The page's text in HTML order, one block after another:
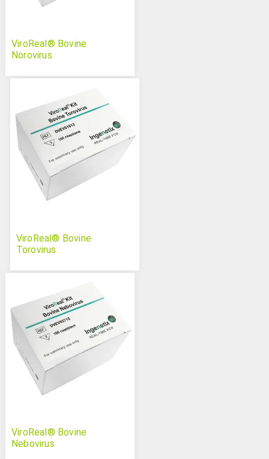
ViroReal® Bovine
Norovirus
ViroReal® Bovine
Torovirus
ViroReal® Bovine
Nebovirus